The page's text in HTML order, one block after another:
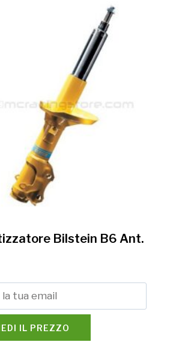
Bilstein B6 Ant.
IL PREZZO